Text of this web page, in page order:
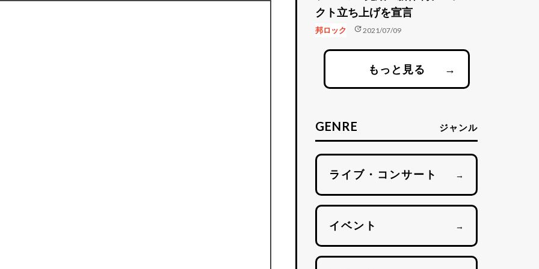
クト立ち上げを宣言
邦ロック update2021/07/09
もっと見る →
GENRE ジャンル
ライブ・コンサート →
イベント →